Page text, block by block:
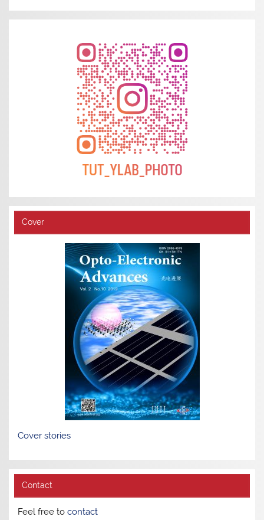
Cover
Cover stories
Contact
Feel free tocontact